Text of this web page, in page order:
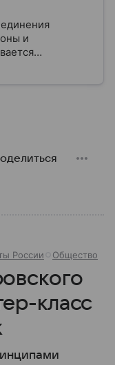
и
группировку и к
России Общество
класс